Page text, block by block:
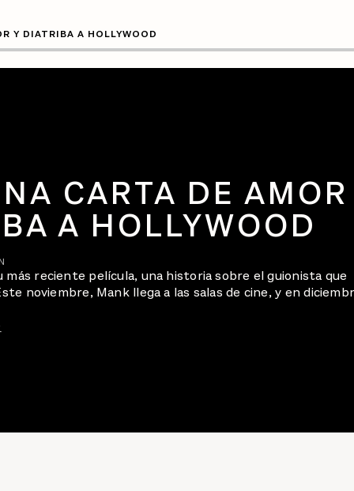
Y DIATRIBA A HOLLYWOOD
CARTA DE AMOR
A HOLLYWOOD
más reciente película, una historia sobre el guionista que
noviembre, Mank llega a las salas de cine, y en